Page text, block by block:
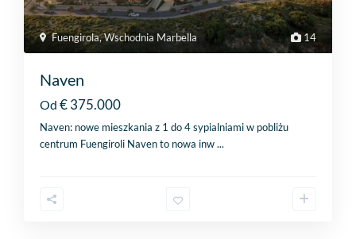
14
Fuengirola,Wschodnia Marbella
Naven
Od € 375.000
Naven: nowe mieszkania z 1 do 4 sypialniami w pobliżu
centrum Fuengiroli Naven to nowa inw...